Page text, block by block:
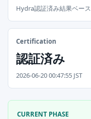
Hydra認証済み結果ベース
Certification
認証済み
2026-06-20 00:47:55 JST
CURRENT PHASE